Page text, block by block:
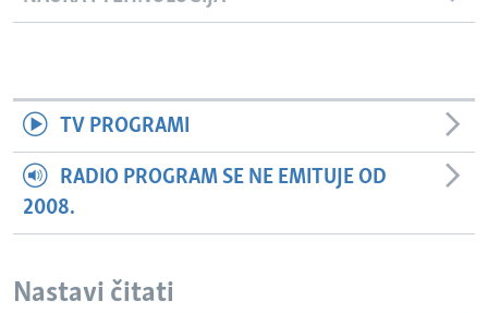
TV PROGRAMI
RADIO PROGRAM SE NE EMITUJE OD
2008.
Nastavi čitati